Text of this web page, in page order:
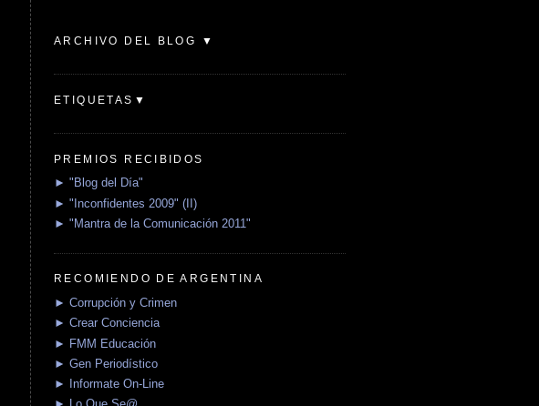
ARCHIVO DEL BLOG ▼
ETIQUETAS▼
PREMIOS RECIBIDOS
► "Blog del Día"
► "Inconfidentes 2009" (II)
► "Mantra de la Comunicación 2011"
RECOMIENDO DE ARGENTINA
► Corrupción y Crimen
► Crear Conciencia
► FMM Educación
► Gen Periodístico
► Informate On-Line